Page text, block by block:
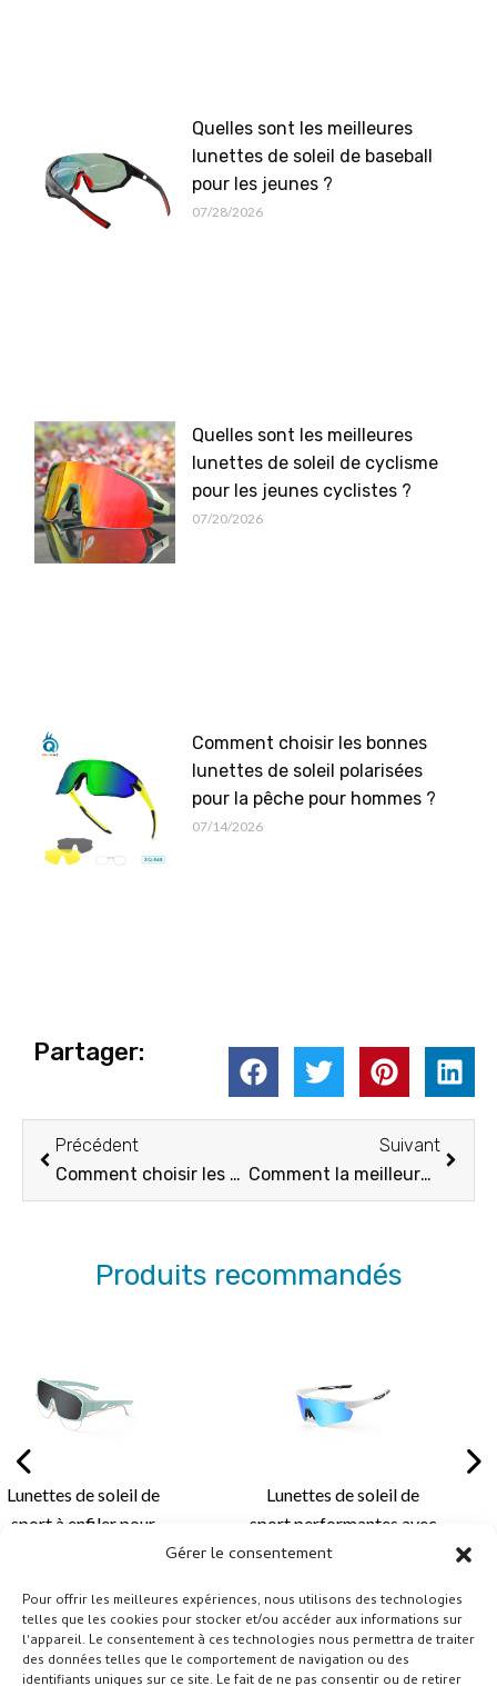
Gérer le consentement
Pour offrir les meilleures expériences, nous utilisons des technologies
telles que les cookies pour stocker et/ou accéder aux informations sur
l'appareil. Le consentement à ces technologies nous permettra de traiter
des données telles que le comportement de navigation ou des
identifiants uniques sur ce site. Le fait de ne pas consentir ou de retirer
Quelles sont les meilleures
lunettes de soleil de baseball
pour les jeunes ?
07/28/2026
Quelles sont les meilleures
lunettes de soleil de cyclisme
pour les jeunes cyclistes ?
07/20/2026
Comment choisir les bonnes
lunettes de soleil polarisées
pour la pêche pour hommes ?
07/14/2026
Partager:
Précédent
Précédent
Comment choisir les bonnes lunettes de soleil de golf ?
Suivant
Comment la meilleure couleur de verres pour la pêche peut changer votre vision
Produits recommandés
de
pour
et
air –
Lunettes de soleil de
sport performantes avec
branches réglables pour
personnalisé, un confort
amélioré et une
personnalisation des
Lunettes de
cyclisme
monture avec
verres
pour le
activités de